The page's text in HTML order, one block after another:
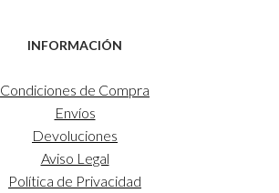
INFORMACIÓN
Condiciones de Compra
Envíos
Devoluciones
Aviso Legal
Política de Privacidad